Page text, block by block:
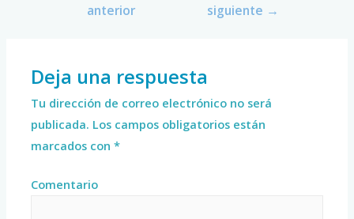
anterior
siguiente →
Deja una respuesta
Tu dirección de correo electrónico no será
publicada. Los campos obligatorios están
marcados con*
Comentario